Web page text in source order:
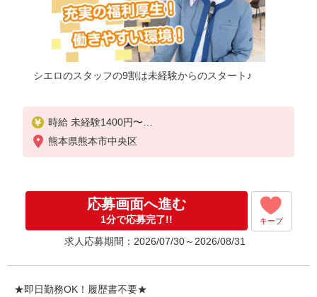
シエロのスタッフの9割は未経験からのスタート♪
時給 未経験1400円〜
時給 経験者1500円〜
※残業代支給
゜+゜・。○。・゜+゜・。○。・゜+゜
入社祝い金10万円支給(規定有)
お友達を紹介頂くと,
インセンティブ支給(規定有)
★月2回払い・週払い可能（規程有）★
゜・。○。・゜+゜・。○。・゜+゜
熊本県熊本市中央区
応募画面へ進む
1分で応募完了!! キープ
求人応募期間：2026/07/30～2026/08/31
★即日勤務OK！履歴書不要★